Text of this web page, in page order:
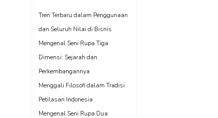
Tren Terbaru dalam Penggunaan
dan Seluruh Nilai di Bisnis
Mengenal Seni Rupa Tiga
Dimensi: Sejarah dan
Perkembangannya
Menggali Filosofi dalam Tradisi
Petilasan Indonesia
Mengenal Seni Rupa Dua